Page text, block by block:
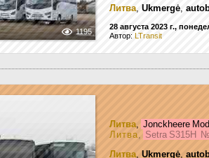
1195
Литва, Ukmergė,
28 августа 2023 г.,
Автор: LTransit
Литва, Jonckheere
Литва, Setra S315H
Литва, Ukmergė,